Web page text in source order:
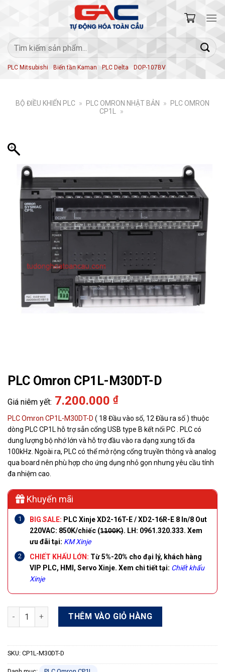
Tìm
kiếm:
PLC Mitsubishi Biến tần Kaman PLC Delta DOP-107BV
BỘ ĐIỀU KHIỂN PLC » PLC OMRON NHẬT BẢN »
PLC OMRON
CP1L
»
PLC Omron CP1L-M30DT-D
7.200.000 ₫
PLC Omron CP1L-M30DT-D ( 18 Đầu vào số, 12 Đầu ra số ) thuộc
dòng PLC CP1L hỗ trợ sẵn cổng USB type B kết nối PC . PLC có
dung lượng bộ nhớ lớn và hỗ trợ đầu vào ra dạng xung tối đa
100kHz. Ngoài ra, PLC có thể mở rộng cổng truyền thông và analog
qua board nên phù hợp cho ứng dụng nhỏ gọn nhưng yêu cầu tính
đa nhiệm cao.
Khuyến mãi
BIG SALE: PLC Xinje XD2-16T-E / XD2-16R-E 8 In/8 Out
220VAC: 850K/chiếc (1̶1̶0̶0̶K̶). LH: 0961.320.333. Xem
ưu đãi tại: KM Xinje
CHIẾT KHẤU LỚN: Từ 5%-20% cho đại lý, khách hàng
VIP PLC, HMI, Servo Xinje.Xem chi tiết tại: Chiết khấu
Xinje
PLC Omron CP1L-M30DT-D số lượng
THÊM VÀO GIỎ HÀNG
SKU: CP1L-M30DT-D